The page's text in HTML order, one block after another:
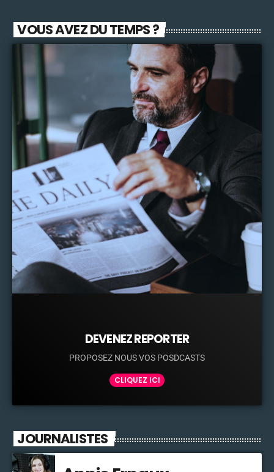
VOUS AVEZ DU TEMPS ?
DEVENEZ REPORTER
PROPOSEZ NOUS VOS POSDCASTS
CLIQUEZ ICI
JOURNALISTES